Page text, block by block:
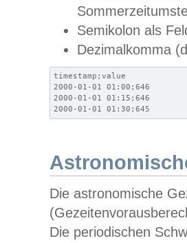
Semikolon als
Dezimalkomma
timestamp;value
2000-01-01 01:00;646
2000-01-01 01:15;646
2000-01-01 01:30;645
Die astronomische
Die periodischen